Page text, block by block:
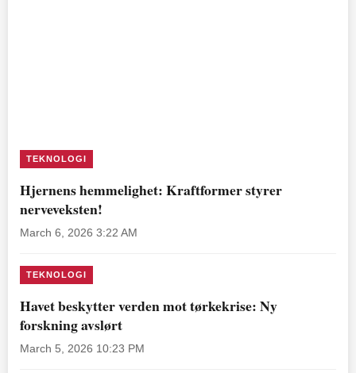
TEKNOLOGI
Hjernens hemmelighet: Kraftformer styrer
nerveveksten!
March 6, 2026 3:22 AM
TEKNOLOGI
Havet beskytter verden mot tørkekrise: Ny
forskning avslørt
March 5, 2026 10:23 PM